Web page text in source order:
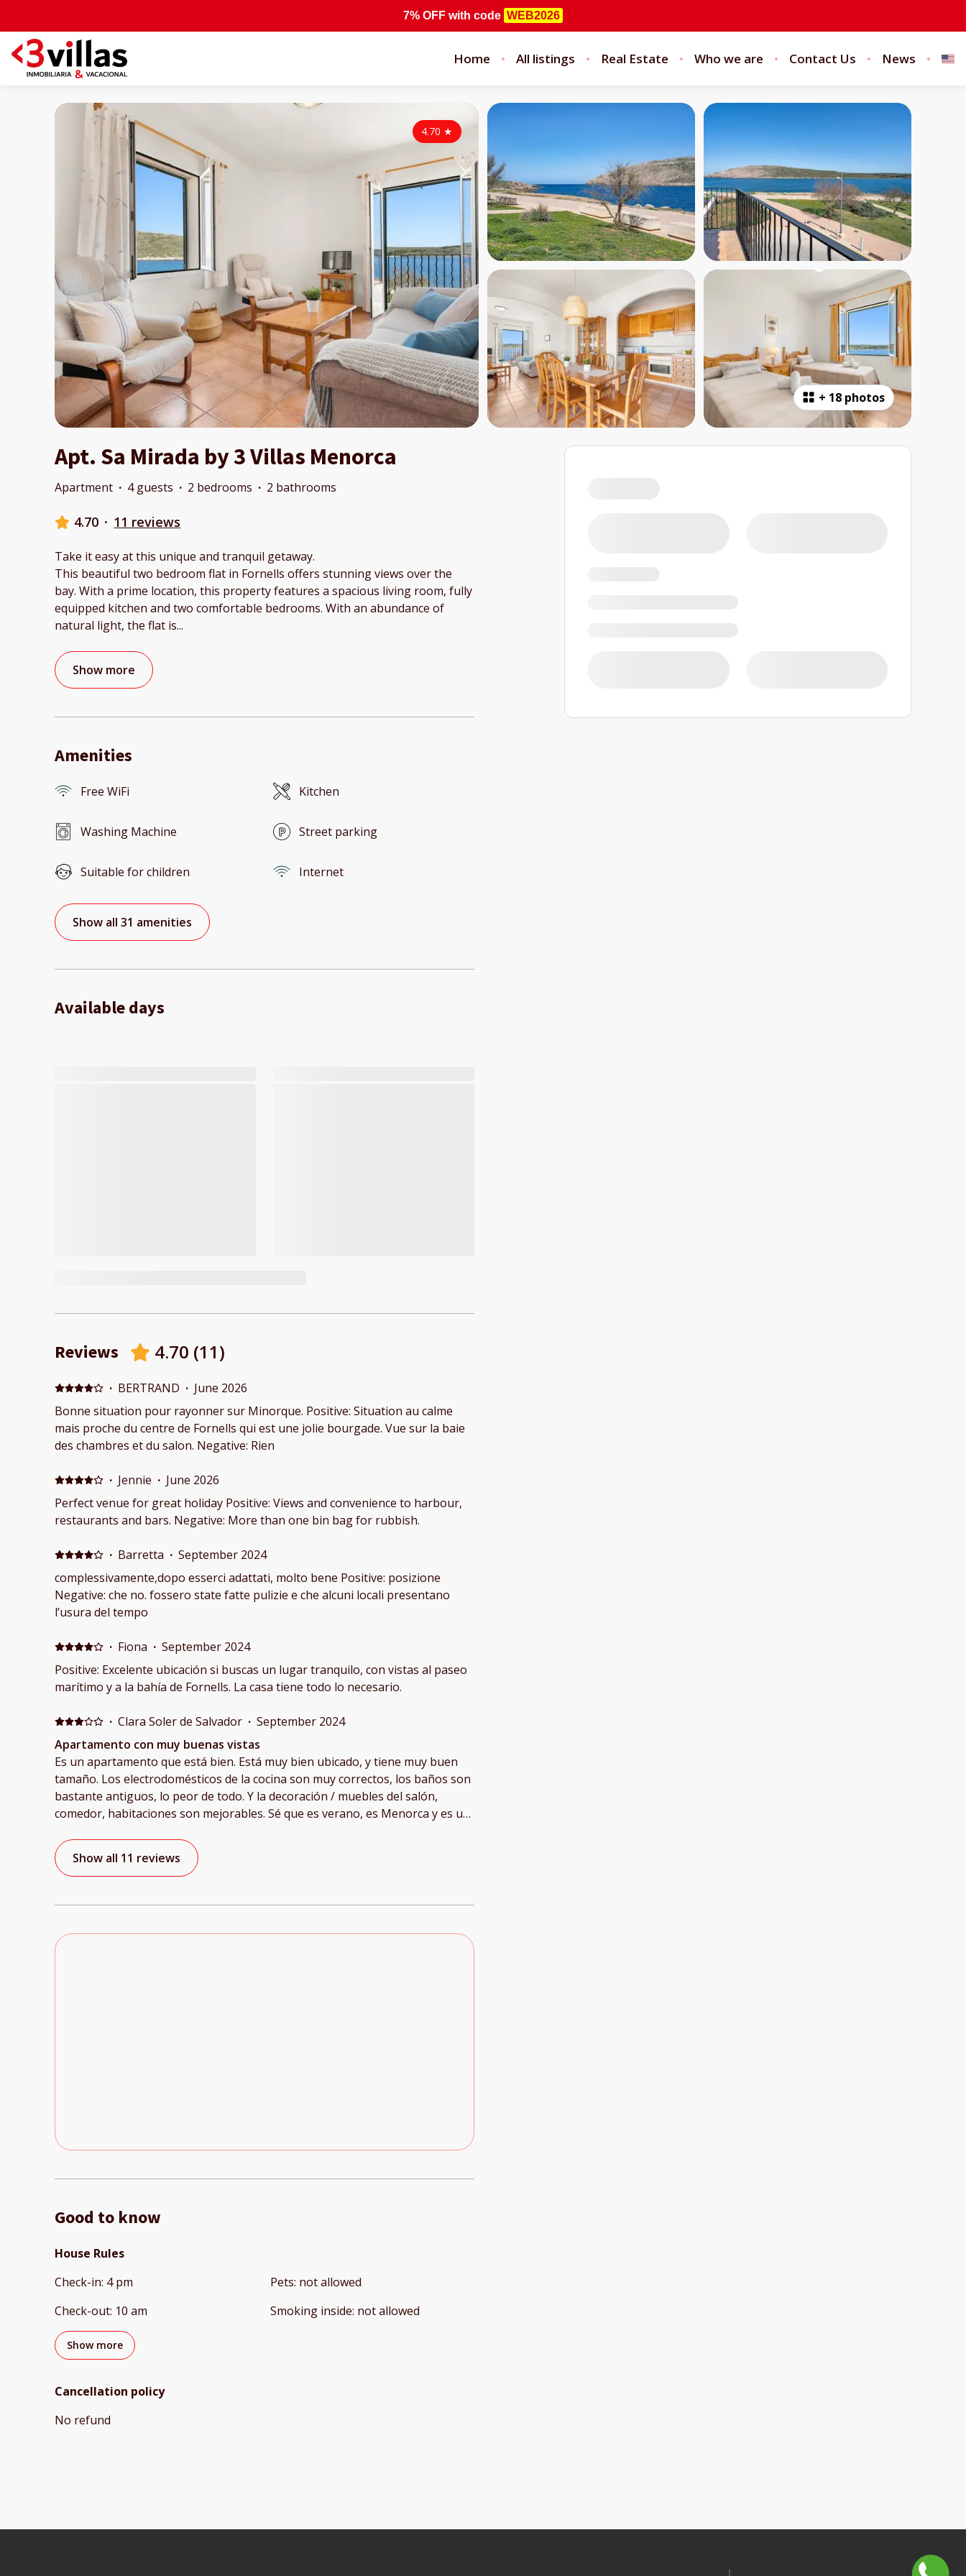
7% OFF with code WEB2026
Home All listings Real Estate Who we are Contact Us News
+ 18 photos
4.70 ★
Apt. Sa Mirada by 3 Villas Menorca
Apartment · 4 guests · 2 bedrooms · 2 bathrooms
4.70 · 11 reviews
Take it easy at this unique and tranquil getaway.
This beautiful two bedroom flat in Fornells offers stunning views over the
bay. With a prime location, this property features a spacious living room, fully
equipped kitchen and two comfortable bedrooms. With an abundance of
natural light, the flat is...
Show more
Amenities
Free WiFi Kitchen
Washing Machine Street parking
Suitable for children Internet
Show all 31 amenities
Available days
Reviews 4.70 (11)
· BERTRAND · June 2026
Bonne situation pour rayonner sur Minorque. Positive: Situation au calme
mais proche du centre de Fornells qui est une jolie bourgade. Vue sur la baie
des chambres et du salon. Negative: Rien
· Jennie · June 2026
Perfect venue for great holiday Positive: Views and convenience to harbour,
restaurants and bars. Negative: More than one bin bag for rubbish.
· Barretta · September 2024
complessivamente,dopo esserci adattati, molto bene Positive: posizione
Negative: che no. fossero state fatte pulizie e che alcuni locali presentano
l’usura del tempo
· Fiona · September 2024
Positive: Excelente ubicación si buscas un lugar tranquilo, con vistas al paseo
marítimo y a la bahía de Fornells. La casa tiene todo lo necesario.
· Clara Soler de Salvador · September 2024
Apartamento con muy buenas vistas
Es un apartamento que está bien. Está muy bien ubicado, y tiene muy buen
tamaño. Los electrodomésticos de la cocina son muy correctos, los baños son
bastante antiguos, lo peor de todo. Y la decoración / muebles del salón,
comedor, habitaciones son mejorables. Sé que es verano, es Menorca y es un
mejor arreglado y más actualizado. De todos modos, hemos estado muy a
gusto.Show all 11 reviews
Good to know
House Rules
Check-in: 4 pm
Check-out: 10 am
Pets: not allowed
Smoking inside: not allowed
Show more
Cancellation policy
No refund